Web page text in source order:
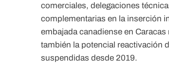
comerciales, delegaciones
complementarias en la inserción
embajada canadiense en
también la potencial reactivación
suspendidas desde 2019.